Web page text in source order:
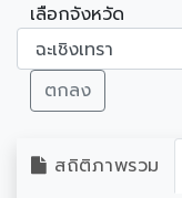
เลือกจังหวัด
ตกลง
สถิติภาพรวม